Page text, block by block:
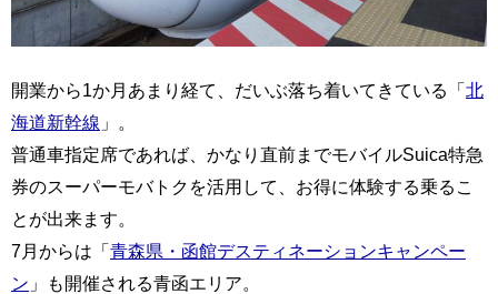
開業から1か月あまり経て、だいぶ落ち着いてきている「北
海道新幹線 」。
普通車指定席であれば、かなり直前までモバイルSuica特急
券のスーパーモバトクを活用して、お得に体験する乗るこ
とが出来ます。
7月からは「青森県・函館デスティネーションキャンペー
ン 」も開催される青函エリア。